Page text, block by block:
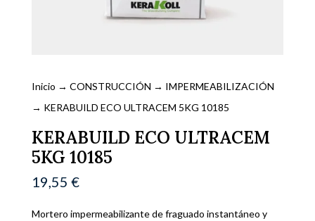
Inicio → CONSTRUCCIÓN → IMPERMEABILIZACIÓN
→ KERABUILD ECO ULTRACEM 5KG 10185
KERABUILD ECO ULTRACEM
5KG 10185
19,55 €
Mortero impermeabilizante de fraguado instantáneo y